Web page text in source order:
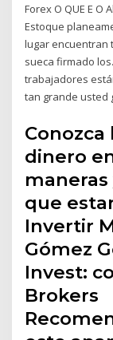
Forex O QUE E
Estoque
lugar encuentran
sueca firmado
trabajadores
tan grande usted
dinero
que
Invertir
Gómez
Invest️:
Brokers